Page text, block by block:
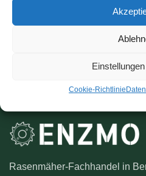
Cookie-Richtlinie
Rasenmäher-Fachhandel in